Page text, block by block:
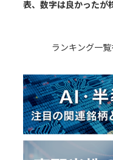
表、数字は良かったが
ランキング一覧